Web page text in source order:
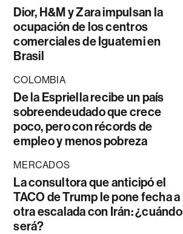
Dior, H&M y Zara impulsan la
ocupación de los centros
comerciales de Iguatemi en
Brasil
COLOMBIA
De la Espriella recibe un país
sobreendeudado que crece
poco, pero con récords de
empleo y menos pobreza
MERCADOS
La consultora que anticipó el
TACO de Trump le pone fecha a
otra escalada con Irán: ¿cuándo
será?